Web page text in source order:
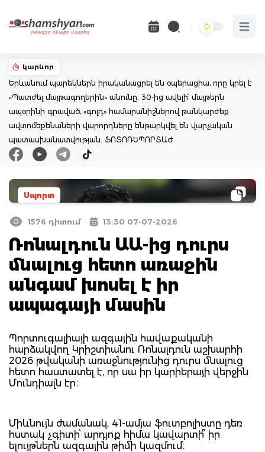
Open
կարևոր
Երևանում պարեկներն իրականացրել են օպերացիա, որը կրել է
«Պատժել մայթագողերին» անունը. 30-ից ավելի՝ մայթերն
ապօրինի գրաված, «գոլդ» համարանիշներով թանկարժեք
ավտոմեքենաների վարորդները ենթարկվել են վարչական
պատասխանատվության. ՖՈՏՈՌԵՊՈՐՏԱԺ
Սպորտ
1576 դիտում 13:30 07-07-2026
Ռոնալդուն ԱԱ-ից դուրս
մնալուց հետո առաջին
անգամ խոսել է իր
ապագայի մասին
Պորտուգալիայի ազգային հավաքականի
հարձակվող Կրիշտիանու Ռոնալդուն աշխարհի
2026 թվականի առաջնությունից դուրս մնալուց
հետո հաստատել է, որ սա իր կարիերայի վերջին
Մունդիալն էր։
Միևնույն ժամանակ, 41-ամյա ֆուտբոլիստը դեռ
հստակ չգիտի՝ արդյոք հիմա կավարտի՞ իր
ելույթներն ազգային թիմի կազմում։